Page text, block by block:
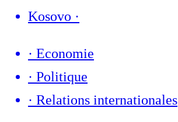
Kosovo ·
· Economie
· Politique
· Relations internationales